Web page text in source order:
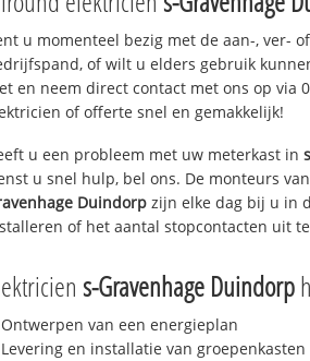
u momenteel bezig met de aan-, ver-
of wilt u elders gebruik
en neem direct contact met ons op via
of offerte snel en gemakkelijk!
u een probleem met uw meterkast in
u snel hulp, bel ons. De monteurs
Duindorp zijn elke dag bij u in
of het aantal stopcontacten uit
s-Gravenhage Duindorp
Ontwerpen van een energieplan
Levering en installatie van groepenkasten